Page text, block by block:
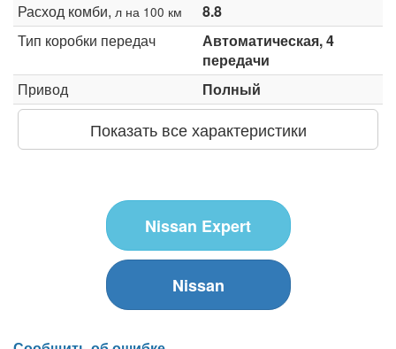
Расход комби, л на 100 км
8.8
Тип коробки передач
Автоматическая, 4
передачи
Привод
Полный
Показать все характеристики
Nissan Expert
Nissan